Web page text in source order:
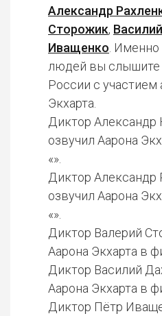
Александр
Сторожик,
Иващенко .
людей вы слышите
России с участием
Экхарта.
Диктор
озвучил Аарона
«».
Диктор Александр
озвучил Аарона
«».
Диктор Валерий
Аарона Экхарта в
Диктор Василий
Аарона Экхарта в
Диктор Пётр